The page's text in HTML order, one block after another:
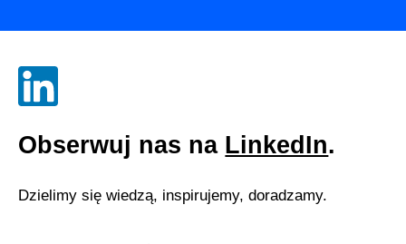
Obserwuj nas na LinkedIn.
Dzielimy się wiedzą, inspirujemy, doradzamy.